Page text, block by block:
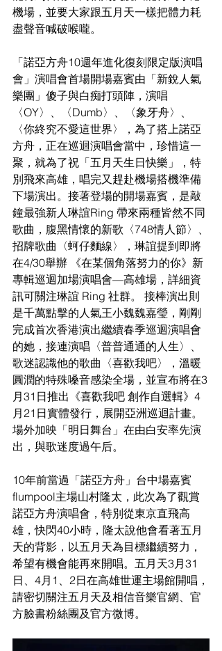
機場，並要大家跟五月天一樣把體力耗
盡聲音喊破喉嚨。
「諾亞方舟10週年進化復刻限定版演唱
會」演唱會首場開場嘉賓由「新銳人氣
樂團」傻子與白痴打頭陣，演唱
〈OY〉、〈Dumb〉、〈象牙舟〉、
〈你終究不愛這世界〉，為了搭上諾亞
方舟，正在巡迴演唱會當中，珍惜這一
聚，就為了祝「五月天生日快樂」，特
別飛來高雄，唱完又趕赴機場搭機準備
下場演出。接著登場的開場嘉賓，是敲
鐘最強新人琳誼Ring 帶來兩種皆然不同
歌曲，腹黑情懷的新歌〈748情人節〉、
招牌歌曲〈蚵仔麵線〉，琳誼提到即將
在4/30舉辦 《在某個角落努力的你》新
專輯巡迴加場演唱會—高雄場，詳細資
訊可關注琳誼 Ring 社群。 接棒演出則
是千萬點擊的人氣王小魏魏嘉瑩，剛剛
完成首次香港演出繼續春季巡迴演唱會
的她，接連演唱〈普普通通的人生〉、
歌迷認識他的歌曲〈喜歡我吧〉，溫暖
圓潤的特殊嗓音感染全場，並宣布將在3
月31日推出《喜歡我吧 創作自選輯》4
月21日實體發行，展開亞洲巡迴計畫。
場外加映「明日舞台」在由白安率先演
出，與歌迷度過午后。
10年前當過「諾亞方舟」台中場嘉賓
flumpool主場山村隆太，此次為了觀賞
諾亞方舟演唱會，特別從東京直飛高
雄，快閃40小時，隆太說他會看著五月
天的背影，以五月天為目標繼續努力，
希望有機會能再來開唱。五月天3月31
日、4月1、2日在高雄世運主場館開唱，
請密切關注五月天及相信音樂官網、官
方臉書粉絲團及官方微博。